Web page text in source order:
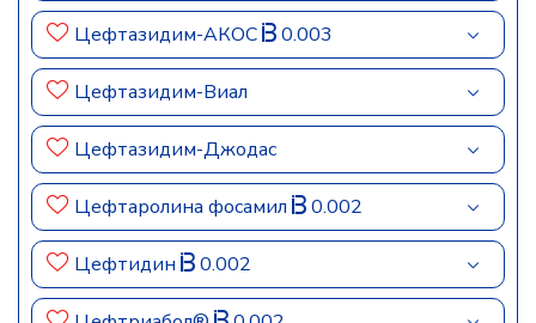
Цефтазидим-АКОС 0.003
Цефтазидим-Виал
Цефтазидим-Джодас
Цефтаролина фосамил 0.002
Цефтидин 0.002